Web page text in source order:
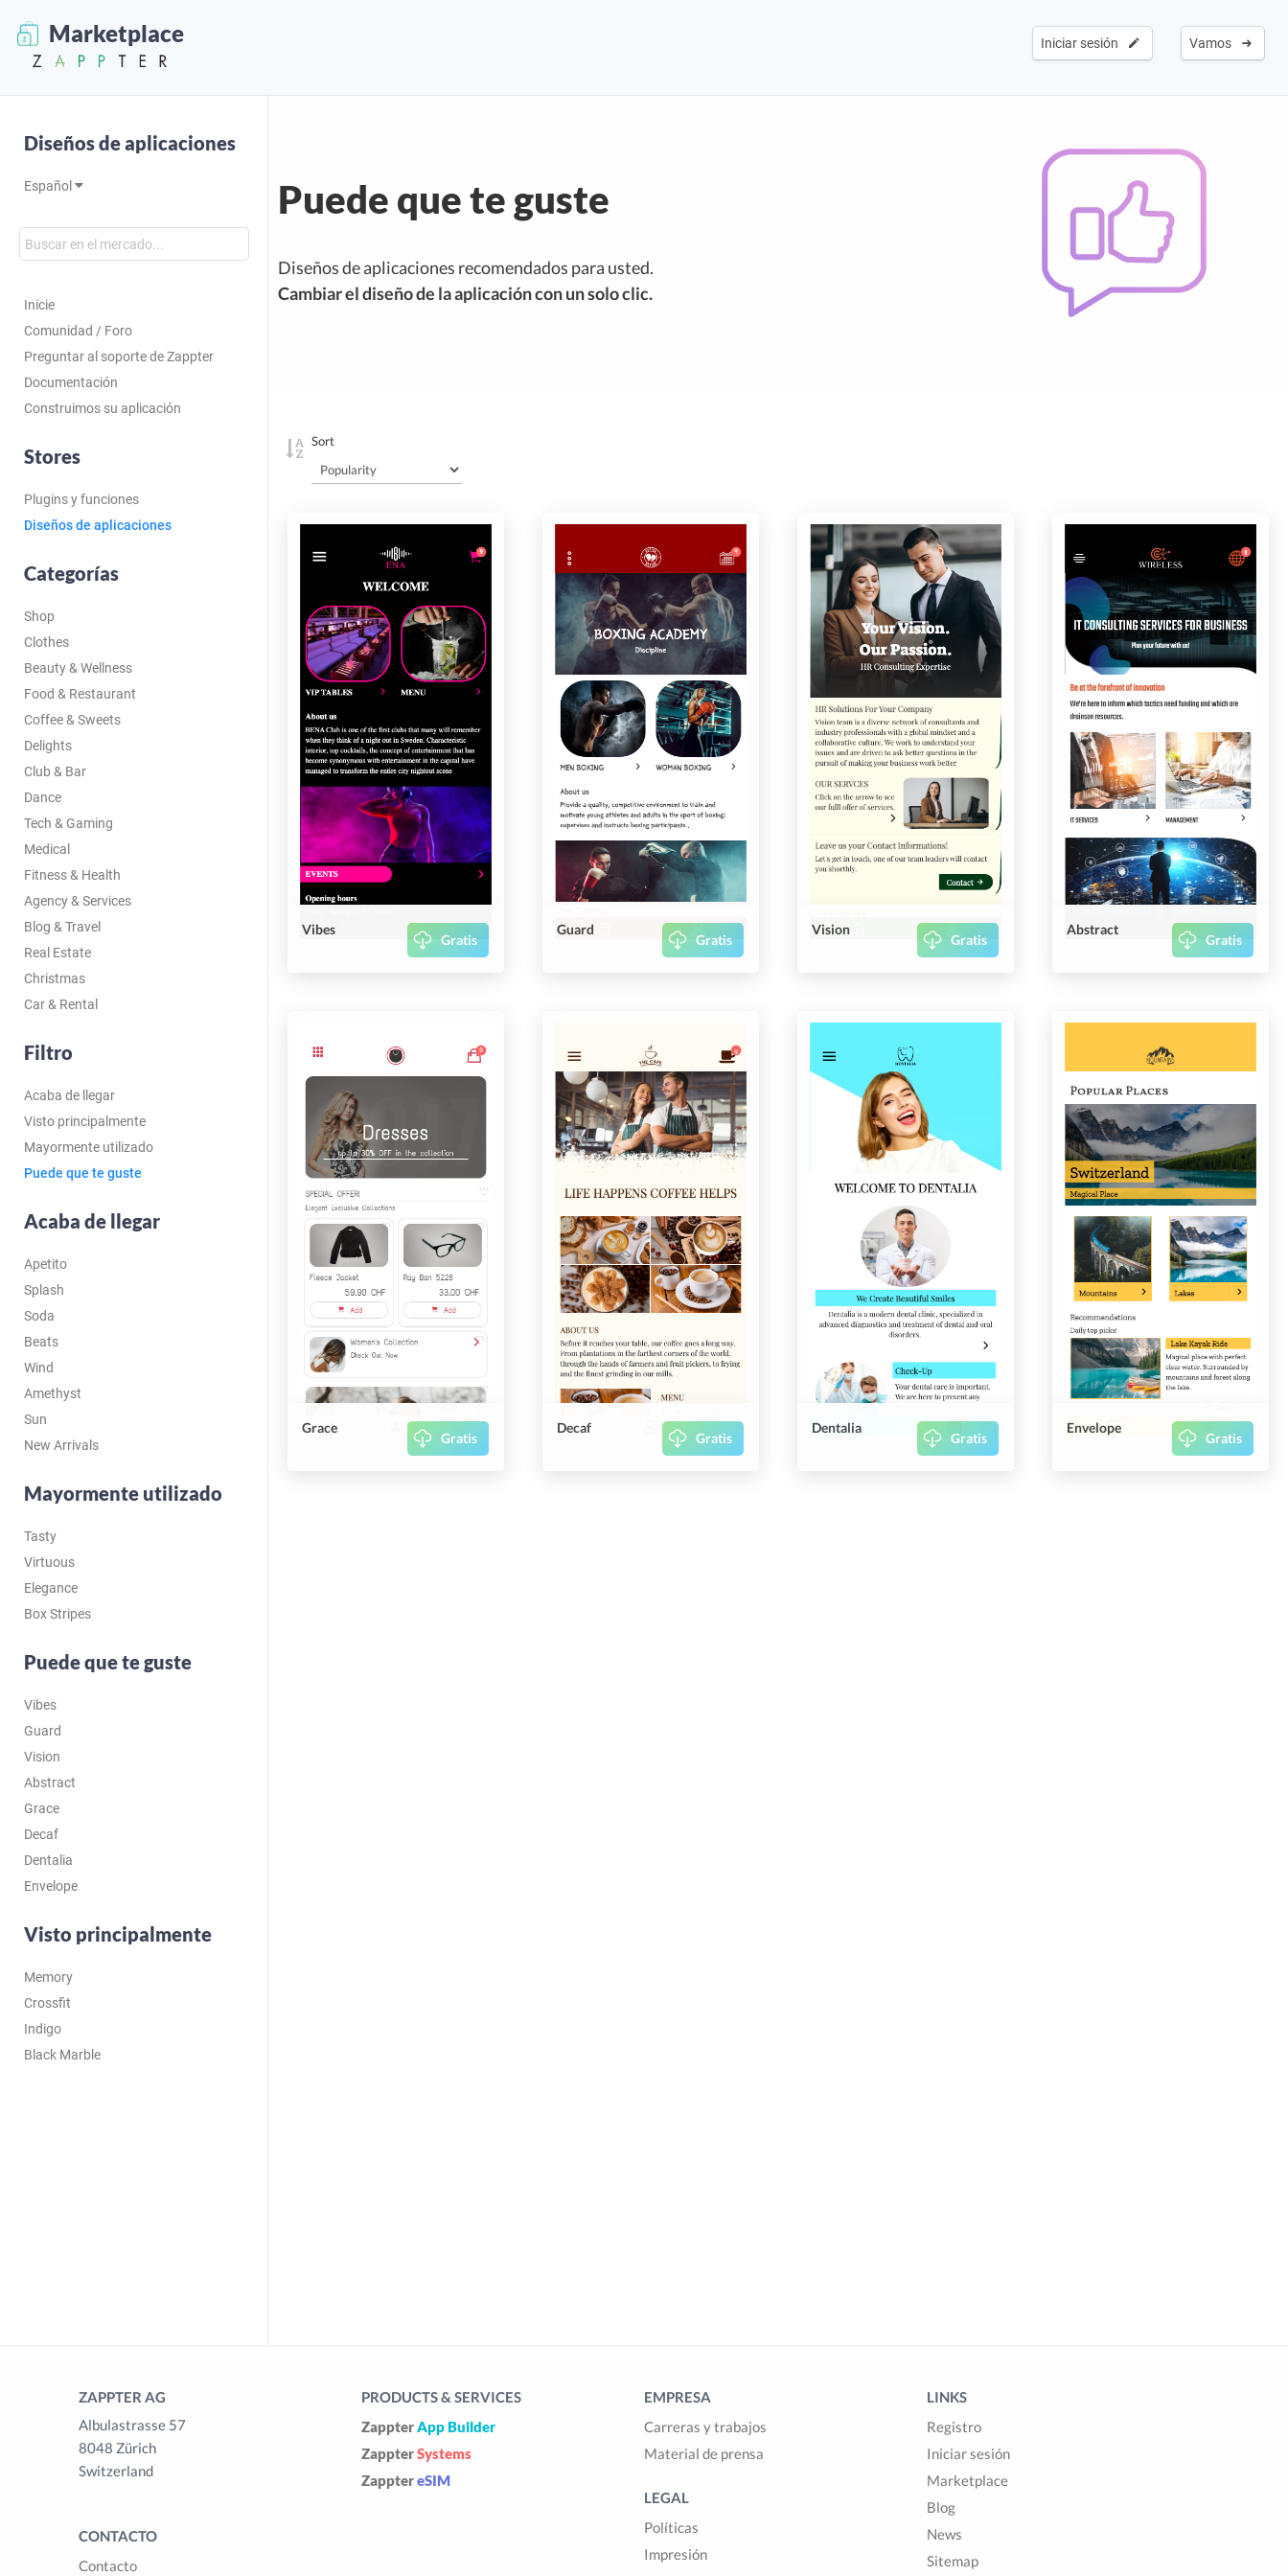
Marketplace Vamos
Iniciar sesión
Diseños de aplicaciones
Español
Inicie
Comunidad / Foro
Preguntar al soporte de Zappter
Documentación
Construimos su aplicación
Stores
Plugins y funciones
Diseños de aplicaciones
Categorías
Shop
Clothes
Beauty & Wellness
Food & Restaurant
Coffee & Sweets
Delights
Club & Bar
Dance
Tech & Gaming
Medical
Fitness & Health
Agency & Services
Blog & Travel
Real Estate
Christmas
Car & Rental
Filtro
Acaba de llegar
Visto principalmente
Mayormente utilizado
Puede que te guste
Acaba de llegar
Apetito
Splash
Soda
Beats
Wind
Amethyst
Sun
New Arrivals
Mayormente utilizado
Tasty
Virtuous
Elegance
Box Stripes
Puede que te guste
Vibes
Guard
Vision
Abstract
Grace
Decaf
Dentalia
Envelope
Visto principalmente
Memory
Crossfit
Indigo
Black Marble
Puede que te guste
Diseños de aplicaciones recomendados para usted.
Cambiar el diseño de la aplicación con un solo clic.
Sort
Vibes
Gratis
Guard
Gratis
Vision
Gratis
Abstract
Gratis
Grace
Gratis
Decaf
Gratis
Dentalia
Gratis
Envelope
Gratis
ZAPPTER AG
Albulastrasse 57
8048 Zürich
Switzerland
CONTACTO
Contacto
PRODUCTS & SERVICES
ZappterApp Builder
ZappterSystems
ZapptereSIM
EMPRESA
Carreras y trabajos
Material de prensa
LEGAL
Políticas
Impresión
LINKS
Registro
Iniciar sesión
Marketplace
Blog
News
Sitemap